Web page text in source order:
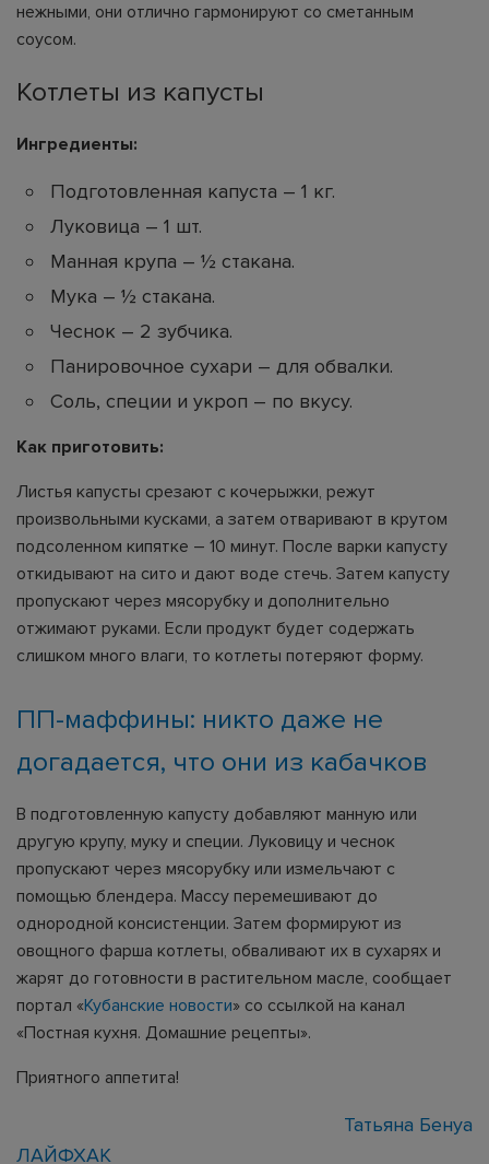
нежными, они отлично гармонируют со сметанным
соусом.
Котлеты из капусты
Ингредиенты:
Подготовленная капуста – 1 кг.
Луковица – 1 шт.
Манная крупа – ½ стакана.
Мука – ½ стакана.
Чеснок – 2 зубчика.
Панировочное сухари – для обвалки.
Соль, специи и укроп – по вкусу.
Как приготовить:
Листья капусты срезают с кочерыжки, режут
произвольными кусками, а затем отваривают в крутом
подсоленном кипятке – 10 минут. После варки капусту
откидывают на сито и дают воде стечь. Затем капусту
пропускают через мясорубку и дополнительно
отжимают руками. Если продукт будет содержать
слишком много влаги, то котлеты потеряют форму.
ПП-маффины: никто даже не
догадается, что они из кабачков
В подготовленную капусту добавляют манную или
другую крупу, муку и специи. Луковицу и чеснок
пропускают через мясорубку или измельчают с
помощью блендера. Массу перемешивают до
однородной консистенции. Затем формируют из
овощного фарша котлеты, обваливают их в сухарях и
жарят до готовности в растительном масле, сообщает
портал «Кубанские новости» со ссылкой на канал
«Постная кухня. Домашние рецепты».
Приятного аппетита!
Татьяна Бенуа
ЛАЙФХАК